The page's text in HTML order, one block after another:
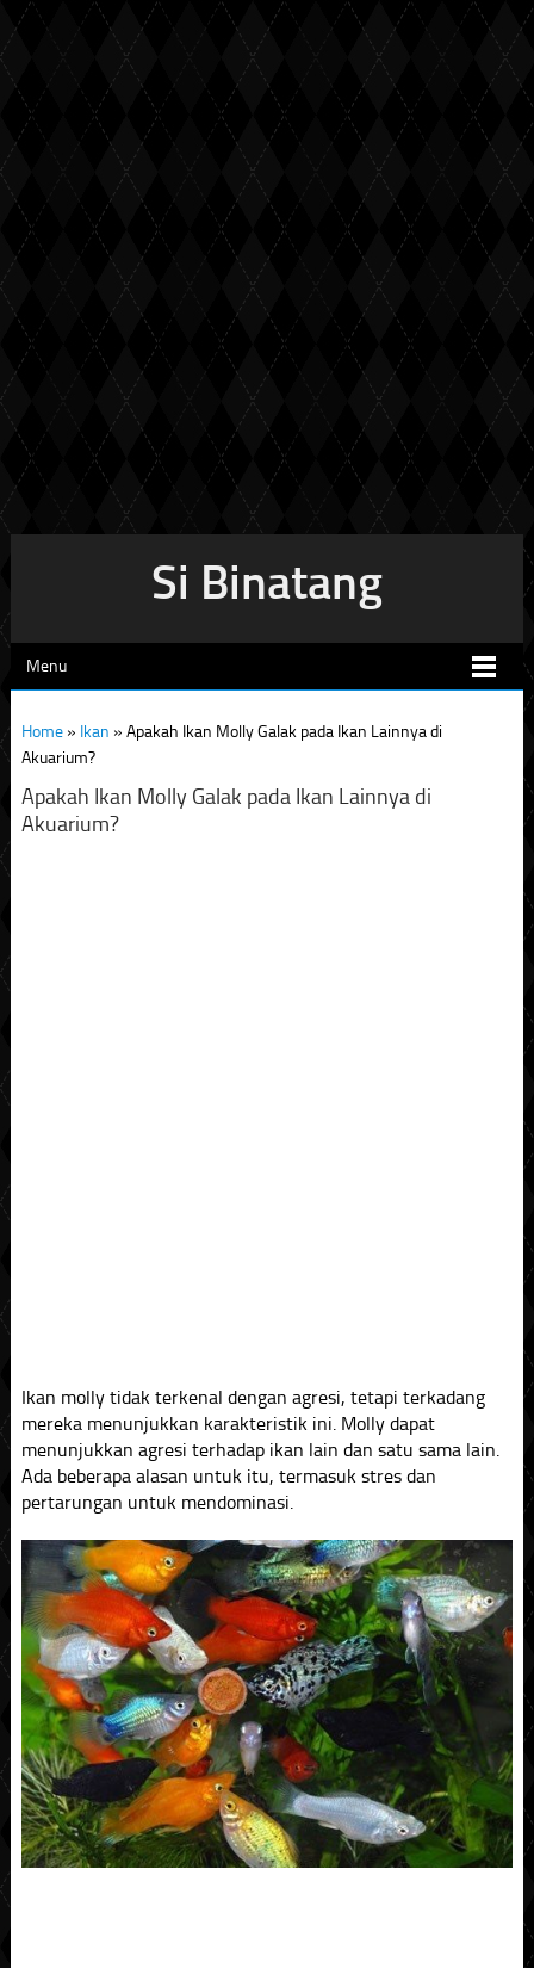
Si Binatang
Menu
Home» Ikan » Apakah Ikan Molly Galak pada Ikan Lainnya di
Akuarium?
Apakah Ikan Molly Galak pada Ikan Lainnya di
Akuarium?
Ikan molly tidak terkenal dengan agresi, tetapi terkadang
mereka menunjukkan karakteristik ini. Molly dapat
menunjukkan agresi terhadap ikan lain dan satu sama lain.
Ada beberapa alasan untuk itu, termasuk stres dan
pertarungan untuk mendominasi.